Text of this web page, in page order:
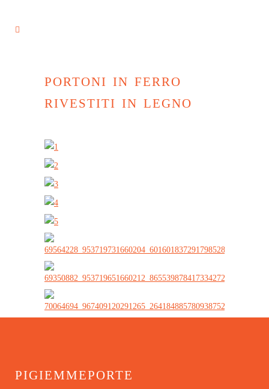
portoni in ferro
rivestiti in legno
pigiemmeporte